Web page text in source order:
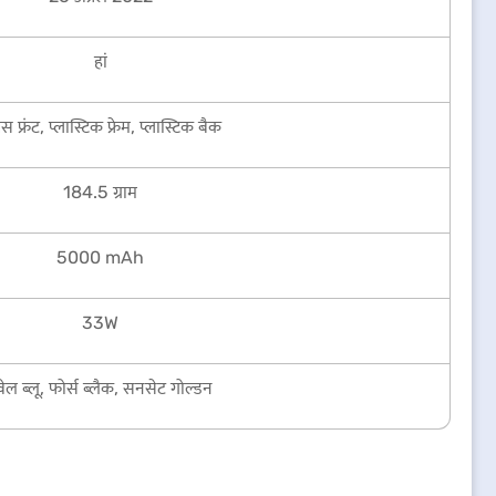
हां
फ्रंट, प्लास्टिक फ्रेम, प्लास्टिक बैक
184.5 ग्राम
5000 mAh
33W
ब्लू, फोर्स ब्लैक, सनसेट गोल्डन